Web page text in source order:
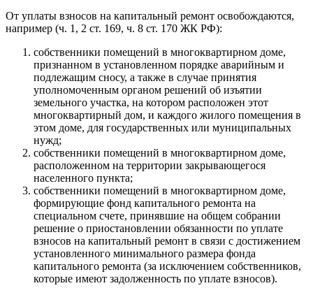
От уплаты взносов на капитальный ремонт освобождаются,
например (ч. 1, 2 ст. 169, ч. 8 ст. 170 ЖК РФ):
собственники помещений в многоквартирном доме,
признанном в установленном порядке аварийным и
подлежащим сносу, а также в случае принятия
уполномоченным органом решений об изъятии
земельного участка, на котором расположен этот
многоквартирный дом, и каждого жилого помещения в
этом доме, для государственных или муниципальных
нужд;
собственники помещений в многоквартирном доме,
расположенном на территории закрывающегося
населенного пункта;
собственники помещений в многоквартирном доме,
формирующие фонд капитального ремонта на
специальном счете, принявшие на общем собрании
решение о приостановлении обязанности по уплате
взносов на капитальный ремонт в связи с достижением
установленного минимального размера фонда
капитального ремонта (за исключением собственников,
которые имеют задолженность по уплате взносов).